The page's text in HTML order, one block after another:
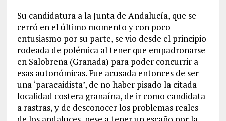
Su candidatura a la Junta de Andalucía, que se
cerró en el último momento y con poco
entusiasmo por su parte, se vio desde el principio
rodeada de polémica al tener que empadronarse
en Salobreña (Granada) para poder concurrir a
esas autonómicas. Fue acusada entonces de ser
una ‘paracaidista’, de no haber pisado la citada
localidad costera granaína, de ir como candidata
a rastras, y de desconocer los problemas reales